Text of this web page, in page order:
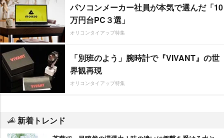
パソコンメーカー社員が本気で選んだ「10
万円台PC３選」
オリコンタイアップ特集
「別班のよう」腕時計で『VIVANT』の世
界観再現
オリコンタイアップ特集
新着トレンド